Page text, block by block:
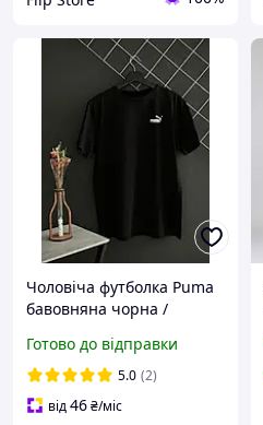
Чоловіча футболка Puma
бавовняна чорна /
кольору
Готово до відправки
5.0 (2)
від46₴/міс